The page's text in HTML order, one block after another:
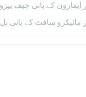
کے بانی جیف بیزوس کے اثاثوں میں 1.4 ارب ڈالر کی کمی ہوئی جس کے بعد وہ 177
جن کے اثاثوں میں سال 2023 میں 217 ملین ڈالر